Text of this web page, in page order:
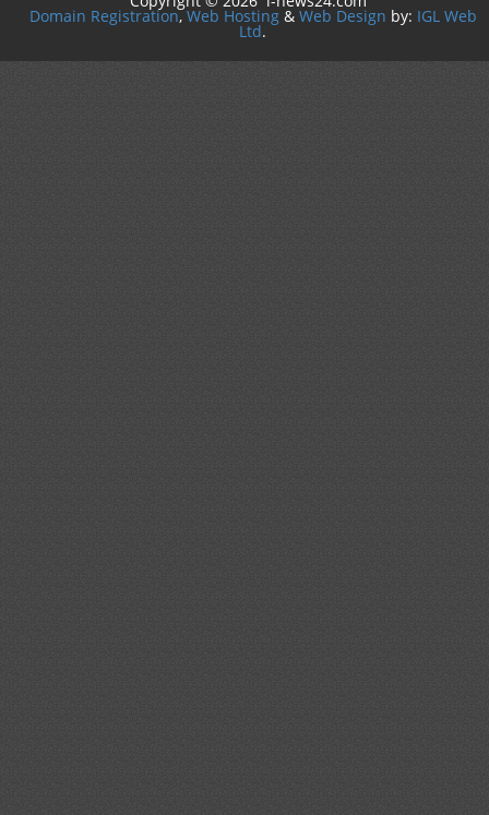
Domain Registration,Web Hosting& Web Design by: IGL Web
Ltd.